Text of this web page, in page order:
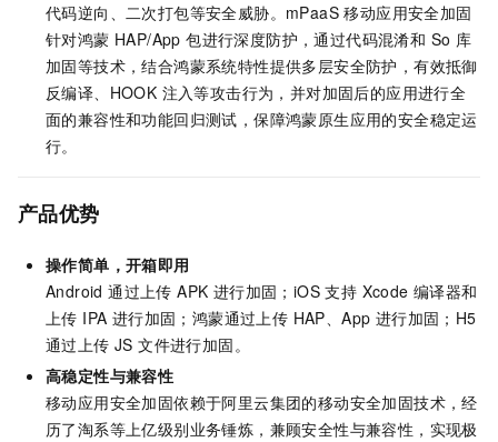
代码逆向、二次打包等安全威胁。mPaaS 移动应用安全加固
针对鸿蒙 HAP/App 包进行深度防护，通过代码混淆和 So 库
加固等技术，结合鸿蒙系统特性提供多层安全防护，有效抵御
反编译、HOOK 注入等攻击行为，并对加固后的应用进行全
面的兼容性和功能回归测试，保障鸿蒙原生应用的安全稳定运
行。
产品优势
操作简单，开箱即用
Android 通过上传 APK 进行加固；iOS 支持 Xcode 编译器和
上传 IPA 进行加固；鸿蒙通过上传 HAP、App 进行加固；H5
通过上传 JS 文件进行加固。
高稳定性与兼容性
移动应用安全加固依赖于阿里云集团的移动安全加固技术，经
历了淘系等上亿级别业务锤炼，兼顾安全性与兼容性，实现极